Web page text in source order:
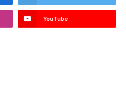
YouTube